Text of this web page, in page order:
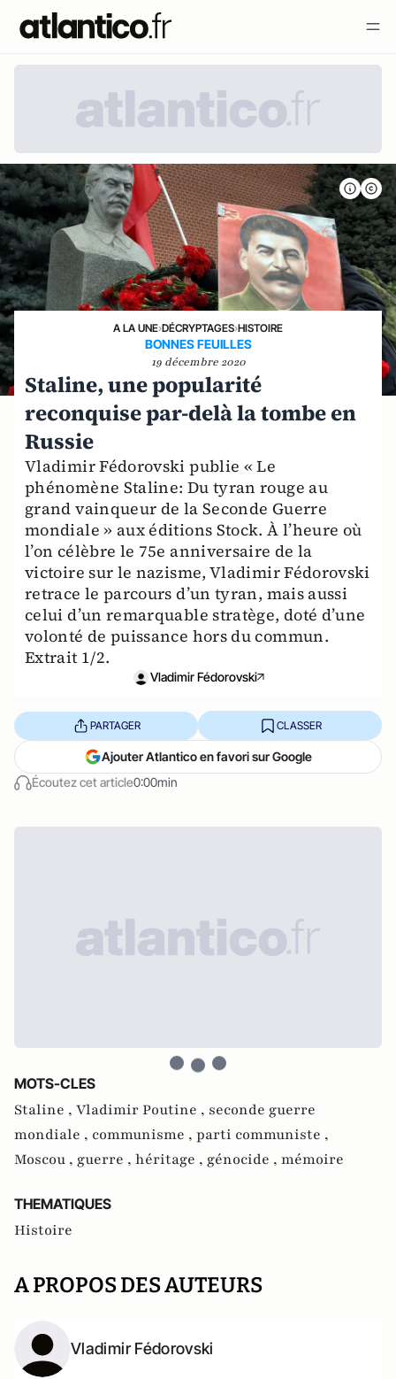
A LA UNE›DÉCRYPTAGES›HISTOIRE
BONNES FEUILLES
19 décembre 2020
Staline, une popularité
reconquise par-delà la tombe en
Russie
Vladimir Fédorovski publie « Le
phénomène Staline: Du tyran rouge au
grand vainqueur de la Seconde Guerre
mondiale » aux éditions Stock. À l’heure où
l’on célèbre le 75e anniversaire de la
victoire sur le nazisme, Vladimir Fédorovski
retrace le parcours d’un tyran, mais aussi
celui d’un remarquable stratège, doté d’une
volonté de puissance hors du commun.
Extrait 1/2.
Vladimir Fédorovski
Écoutez cet article0:00min
PARTAGER CLASSER
Ajouter Atlantico en favori sur Google
MOTS-CLES
Staline , Vladimir Poutine , seconde guerre
mondiale , communisme , parti communiste ,
Moscou , guerre , héritage , génocide , mémoire
THEMATIQUES
Histoire
A PROPOS DES AUTEURS
Vladimir Fédorovski